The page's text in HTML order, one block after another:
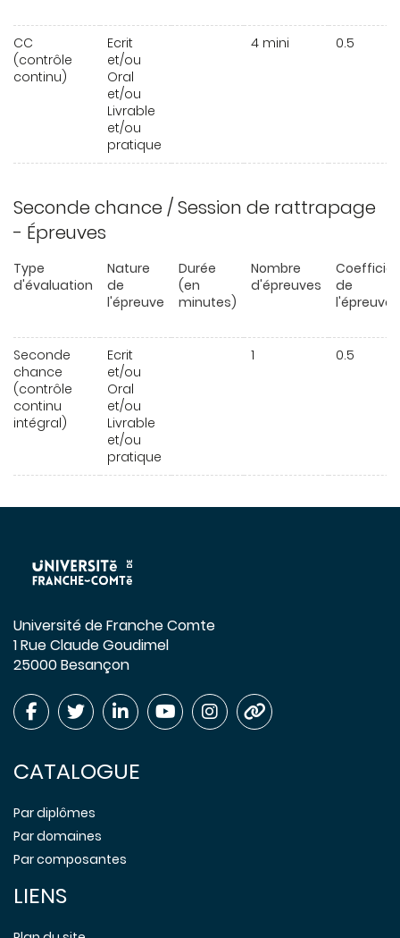
CC
(contrôle
continu)
Ecrit
et/ou
Oral
et/ou
Livrable
et/ou
pratique
4 mini 0.5
Seconde chance / Session de rattrapage
- Épreuves
Type
d'évaluation
Nature
de
l'épreuve
Durée
(en
minutes)
Nombre
d'épreuves
de
l'épreuve
Seconde
chance
(contrôle
continu
intégral)
Ecrit
et/ou
Oral
et/ou
Livrable
et/ou
pratique
1 0.5
Université de Franche Comte
1 Rue Claude Goudimel
25000 Besançon
CATALOGUE
Par diplômes
Par domaines
Par composantes
LIENS